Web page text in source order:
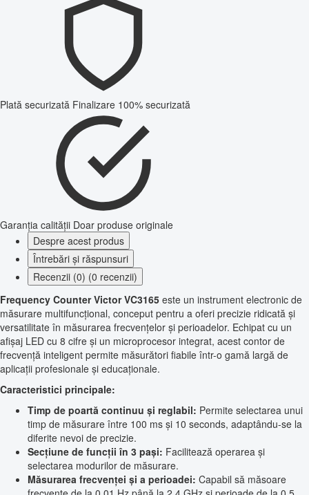
Plată securizată Finalizare 100% securizată
Garanția calității Doar produse originale
Despre acest produs
Întrebări și răspunsuri
Recenzii (0) (0 recenzii)
Frequency Counter Victor VC3165 este un instrument electronic de
măsurare multifuncțional, conceput pentru a oferi precizie ridicată și
versatilitate în măsurarea frecvențelor și perioadelor. Echipat cu un
afișaj LED cu 8 cifre și un microprocesor integrat, acest contor de
frecvență inteligent permite măsurători fiabile într-o gamă largă de
aplicații profesionale și educaționale.
Caracteristici principale:
Timp de poartă continuu și reglabil: Permite selectarea unui
timp de măsurare între 100 ms și 10 seconds, adaptându-se la
diferite nevoi de precizie.
Secțiune de funcții în 3 pași: Facilitează operarea și
selectarea modurilor de măsurare.
Măsurarea frecvenței și a perioadei: Capabil să măsoare